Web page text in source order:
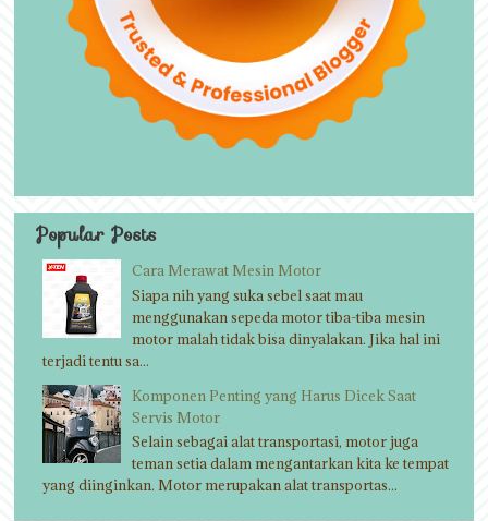
Popular Posts
Cara Merawat Mesin Motor
Siapa nih yang suka sebel saat mau
menggunakan sepeda motor tiba-tiba mesin
motor malah tidak bisa dinyalakan. Jika hal ini
terjadi tentu sa...
Komponen Penting yang Harus Dicek Saat
Servis Motor
Selain sebagai alat transportasi, motor juga
teman setia dalam mengantarkan kita ke tempat
yang diinginkan. Motor merupakan alat transportas...